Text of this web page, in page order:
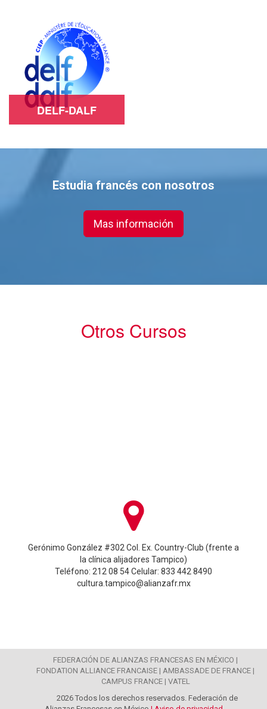
DELF-DALF
Estudia francés con nosotros
Mas información
Otros Cursos
Gerónimo González #302 Col. Ex. Country-Club (frente a
la clínica alijadores Tampico)
Teléfono: 212 08 54 Celular: 833 442 8490
cultura.tampico@alianzafr.mx
FEDERACIÓN DE ALIANZAS FRANCESAS EN MÉXICO |
FONDATION ALLIANCE FRANCAISE | AMBASSADE DE FRANCE |
CAMPUS FRANCE | VATEL
2026 Todos los derechos reservados. Federación de